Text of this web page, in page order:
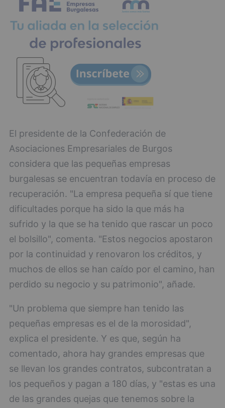
El presidente de la Confederación de
Asociaciones Empresariales de Burgos
considera que las pequeñas empresas
burgalesas se encuentran todavía en proceso de
recuperación. "La empresa pequeña sí que tiene
dificultades porque ha sido la que más ha
sufrido y la que se ha tenido que rascar un poco
el bolsillo", comenta. "Estos negocios apostaron
por la continuidad y renovaron los créditos, y
muchos de ellos se han caído por el camino, han
perdido su negocio y su patrimonio", añade.
"Un problema que siempre han tenido las
pequeñas empresas es el de la morosidad",
explica el presidente. Y es que, según ha
comentado, ahora hay grandes empresas que
se llevan los grandes contratos, subcontratan a
los pequeños y pagan a 180 días, y "estas es una
de las grandes quejas que tenemos sobre la